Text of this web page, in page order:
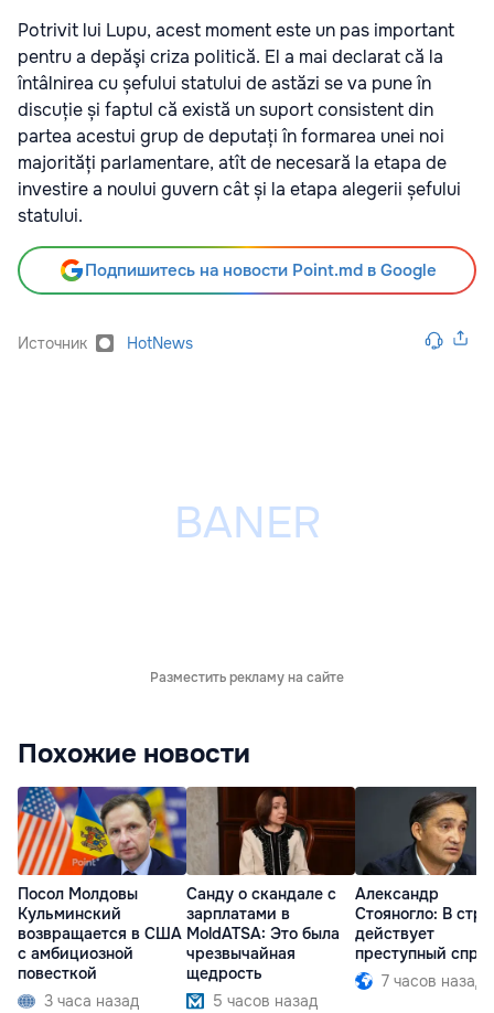
Potrivit lui Lupu, acest moment este un pas important
pentru a depăşi criza politică. El a mai declarat că la
întâlnirea cu șefului statului de astăzi se va pune în
discuție și faptul că există un suport consistent din
partea acestui grup de deputați în formarea unei noi
majorități parlamentare, atît de necesară la etapa de
investire a noului guvern cât și la etapa alegerii șefului
statului.
Подпишитесь на новости Point.md в Google
Источник HotNews
Разместить рекламу на сайте
Похожие новости
Посол Молдовы
Кульминский
возвращается в США
с амбициозной
повесткой
3 часа назад
Санду о скандале с
зарплатами в
MoldATSA: Это была
чрезвычайная
щедрость
5 часов назад
Александр
Стояногло: В
действует
преступный спрут
7 часов назад